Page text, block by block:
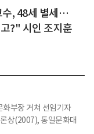
수, 48세 별세…
?" 시인 조지훈
부장 거쳐 선임기자
상(2007), 통일문화대